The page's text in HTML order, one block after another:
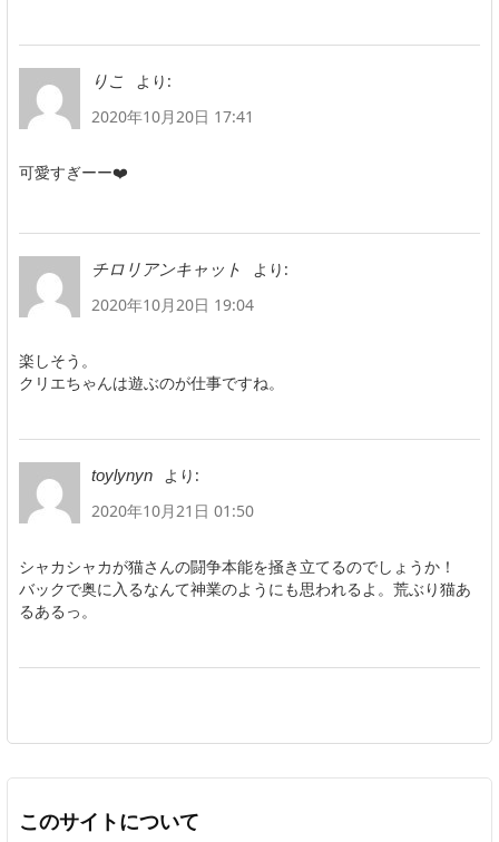
りこ
より:
2020年10月20日 17:41
可愛すぎーー❤️
チロリアンキャット
より:
2020年10月20日 19:04
楽しそう。
クリエちゃんは遊ぶのが仕事ですね。
toylynyn
より:
2020年10月21日 01:50
シャカシャカが猫さんの闘争本能を掻き立てるのでしょうか！
バックで奥に入るなんて神業のようにも思われるよ。荒ぶり猫あ
るあるっ。
このサイトについて